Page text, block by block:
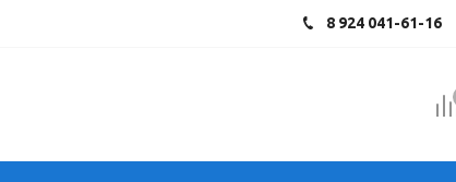
8 924 041-61-16